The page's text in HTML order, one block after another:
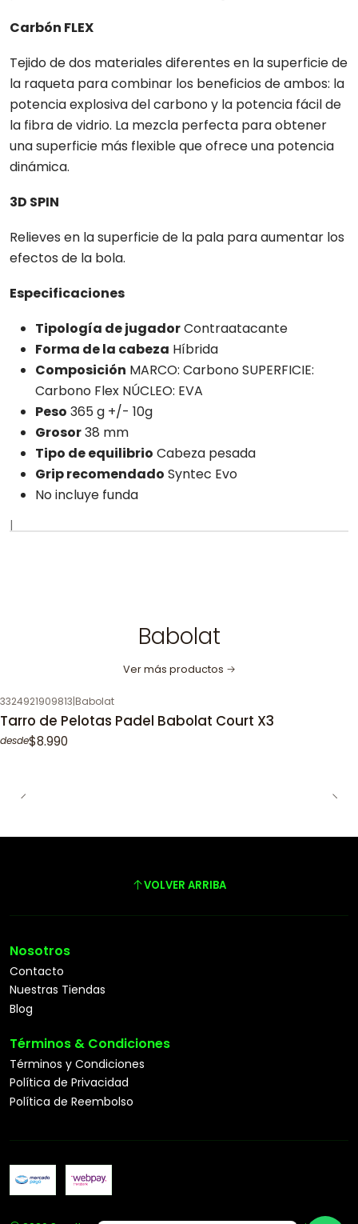
Carbón FLEX
Tejido de dos materiales diferentes en la superficie de
la raqueta para combinar los beneficios de ambos: la
potencia explosiva del carbono y la potencia fácil de
la fibra de vidrio. La mezcla perfecta para obtener
una superficie más flexible que ofrece una potencia
dinámica.
3D SPIN
Relieves en la superficie de la pala para aumentar los
efectos de la bola.
Especificaciones
Tipología de jugadorContraatacante
Forma de la cabeza Híbrida
Composición MARCO: Carbono SUPERFICIE:
Carbono Flex NÚCLEO: EVA
Peso 365 g +/- 10g
Grosor38 mm
Tipo de equilibrio Cabeza pesada
Grip recomendado Syntec Evo
No incluye funda
|
Babolat
Ver más productos
3324921909813|Babolat
Tarro de Pelotas Padel Babolat Court X3
desde$8.990
VOLVER ARRIBA
Nosotros
Contacto
Nuestras Tiendas
Blog
Términos & Condiciones
Términos y Condiciones
Política de Privacidad
Política de Reembolso